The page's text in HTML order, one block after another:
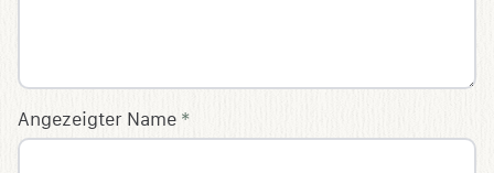
Angezeigter Name *